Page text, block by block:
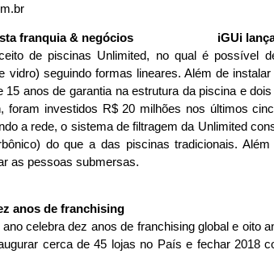
iGUi
de piscinas Unlimited, no qual é possível
vidro) seguindo formas lineares. Além de
15 anos de garantia na estrutura da piscina e
foram investidos R$ 20 milhões nos últimos
a rede, o sistema de filtragem da Unlimited
do que a das piscinas tradicionais.
as pessoas submersas.
anos de franchising
celebra dez anos de franchising global e oito
cerca de 45 lojas no País e fechar 2018